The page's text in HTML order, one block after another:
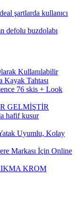
şartlarda kullanıcı
defolu buzdolabı
Kullanılabilir
Tahtası
76 skis + Look
GELMİŞTİR
hafif kusur
Uyumlu, Kolay
Markası İçin Online
KROM